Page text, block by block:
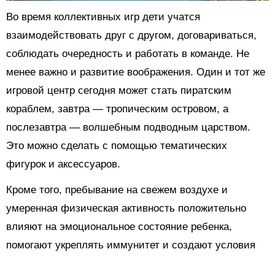
Во время коллективных игр дети учатся
взаимодействовать друг с другом, договариваться,
соблюдать очередность и работать в команде. Не
менее важно и развитие воображения. Один и тот же
игровой центр сегодня может стать пиратским
кораблем, завтра — тропическим островом, а
послезавтра — волшебным подводным царством.
Это можно сделать с помощью тематических
фигурок и аксессуаров.
Кроме того, пребывание на свежем воздухе и
умеренная физическая активность положительно
влияют на эмоциональное состояние ребенка,
помогают укреплять иммунитет и создают условия